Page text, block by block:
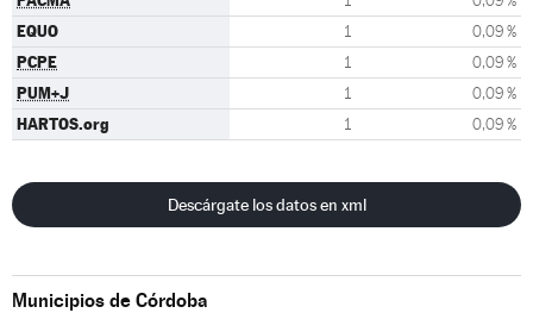
EQUO 1 0,09 %
PCPE 1 0,09 %
PUM+J 1 0,09 %
HARTOS.org 1 0,09 %
Descárgate los datos en xml
Municipios de Córdoba